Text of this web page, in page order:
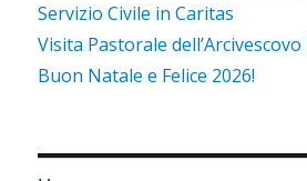
Servizio Civile in Caritas
Visita Pastorale
Buon Natale e Felice 2026!